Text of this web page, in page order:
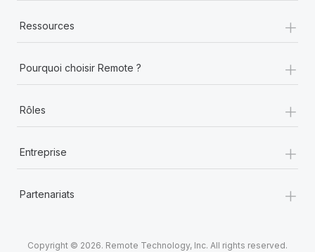
Ressources +
Pourquoi choisir Remote ? +
Rôles +
Entreprise +
Partenariats +
Copyright © 2026. Remote Technology, Inc. All rights reserved.